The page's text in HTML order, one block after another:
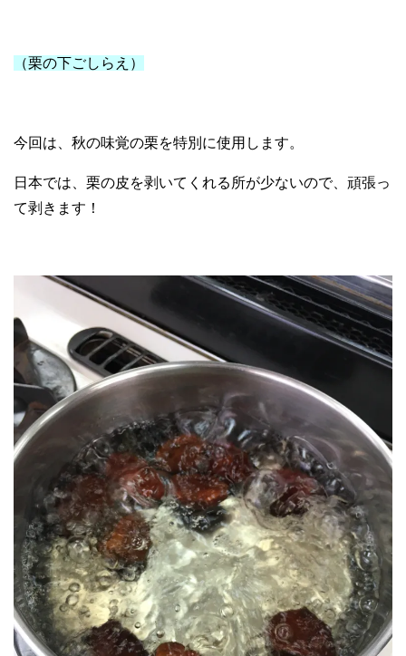
（栗の下ごしらえ）
今回は、秋の味覚の栗を特別に使用します。
日本では、栗の皮を剥いてくれる所が少ないので、頑張っ
て剥きます！